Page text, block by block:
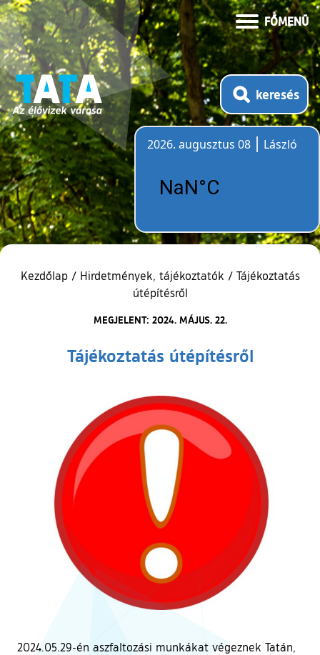
FŐMENÜ
keresés
2026. augusztus 08
László
Kezdőlap / Hirdetmények, tájékoztatók / Tájékoztatás
útépítésről
MEGJELENT: 2024. MÁJUS. 22.
Tájékoztatás útépítésről
2024.05.29-én aszfaltozási munkákat végeznek Tatán,